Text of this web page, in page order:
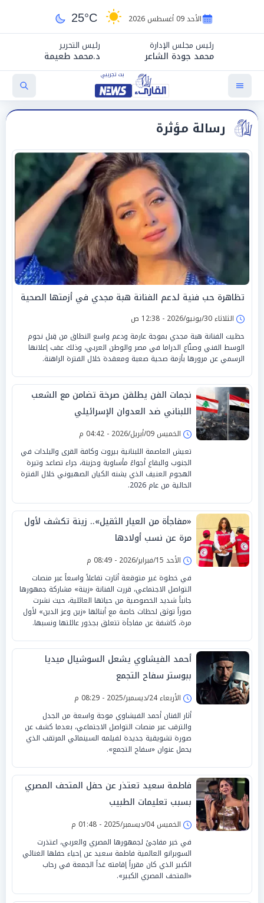
الأحد 09 أغسطس 2026 25°C
رئيس مجلس الإدارة
محمد جودة الشاعر
رئيس التحرير
د.محمد طعيمة
رسالة مؤثرة
تظاهرة حب فنية لدعم الفنانة هبة مجدي في أزمتها الصحية
الثلاثاء 30/يونيو/2026 - 12:38 ص
حظيت الفنانة هبة مجدي بموجة عارمة ودعم واسع النطاق من قِبل نجوم
الوسط الفني وصنّاع الدراما في مصر والوطن العربي، وذلك عقب إعلانها
الرسمي عن مرورها بأزمة صحية صعبة ومعقدة خلال الفترة الراهنة.
نجمات الفن يطلقن صرخة تضامن مع الشعب
اللبناني ضد العدوان الإسرائيلي
الخميس 09/أبريل/2026 - 04:42 م
تعيش العاصمة اللبنانية بيروت وكافة القرى والبلدات في
الجنوب والبقاع أجواءً مأساوية وحزينة، جراء تصاعد وتيرة
الهجوم العنيف الذي يشنه الكيان الصهيوني خلال الفترة
الحالية من عام 2026.
«مفاجأة من العيار الثقيل».. زينة تكشف لأول
مرة عن نسب أولادها
الأحد 15/فبراير/2026 - 08:49 م
في خطوة غير متوقعة أثارت تفاعلاً واسعاً عبر منصات
التواصل الاجتماعي، قررت الفنانة «زينة» مشاركة جمهورها
جانباً شديد الخصوصية من حياتها العائلية، حيث نشرت
صوراً توثق لحظات خاصة مع أبنائها «زين وعز الدين» لأول
مرة، كاشفة عن مفاجأة تتعلق بجذور عائلتها ونسبها.
أحمد الفيشاوي يشعل السوشيال ميديا
ببوستر سفاح التجمع
الأربعاء 24/ديسمبر/2025 - 08:29 م
أثار الفنان أحمد الفيشاوي موجة واسعة من الجدل
والترقب عبر منصات التواصل الاجتماعي، بعدما كشف عن
صورة تشويقية جديدة لفيلمه السينمائي المرتقب الذي
يحمل عنوان «سفاح التجمع».
فاطمة سعيد تعتذر عن حفل المتحف المصري
بسبب تعليمات الطبيب
الخميس 04/ديسمبر/2025 - 01:48 م
في خبر مفاجئ لجمهورها المصري والعربي، اعتذرت
السوبرانو العالمية فاطمة سعيد عن إحياء حفلها الغنائي
الكبير الذي كان مقرراً إقامته غداً الجمعة في رحاب
«المتحف المصري الكبير».